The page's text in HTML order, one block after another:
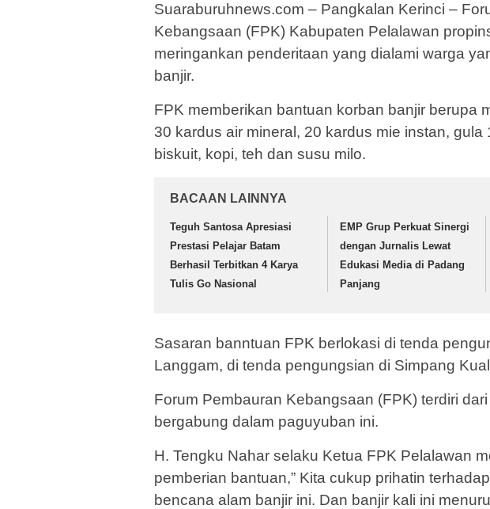
Suaraburuhnews.com – Pangkalan Kerinci –
Kebangsaan (FPK) Kabupaten Pelalawan
meringankan penderitaan yang dialami warga
banjir.
FPK memberikan bantuan korban banjir berupa
30 kardus air mineral, 20 kardus mie instan, gula
biskuit, kopi, teh dan susu milo.
BACAAN LAINNYA
Teguh Santosa Apresiasi
Prestasi Pelajar Batam
Berhasil Terbitkan 4 Karya
Tulis Go Nasional
EMP Grup Perkuat Sinergi
dengan Jurnalis Lewat
Edukasi Media di Padang
Panjang
Sasaran banntuan FPK berlokasi di tenda
Langgam, di tenda pengungsian di Simpang
Forum Pembauran Kebangsaan (FPK) terdiri
bergabung dalam paguyuban ini.
H. Tengku Nahar selaku Ketua FPK Pelalawan
pemberian bantuan,” Kita cukup prihatin
bencana alam banjir ini. Dan banjir kali ini